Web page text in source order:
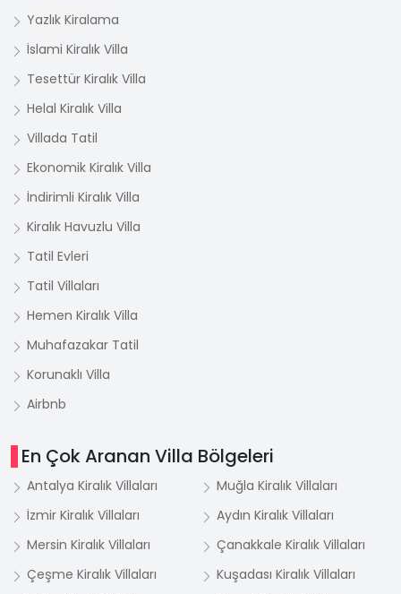
Yazlık Kiralama
İslami Kiralık Villa
Tesettür Kiralık Villa
Helal Kiralık Villa
Villada Tatil
Ekonomik Kiralık Villa
İndirimli Kiralık Villa
Kiralık Havuzlu Villa
Tatil Evleri
Tatil Villaları
Hemen Kiralık Villa
Muhafazakar Tatil
Korunaklı Villa
Airbnb
En Çok Aranan Villa Bölgeleri
Antalya Kiralık Villaları
Muğla Kiralık Villaları
İzmir Kiralık Villaları
Aydın Kiralık Villaları
Mersin Kiralık Villaları
Çanakkale Kiralık Villaları
Çeşme Kiralık Villaları
Kuşadası Kiralık Villaları